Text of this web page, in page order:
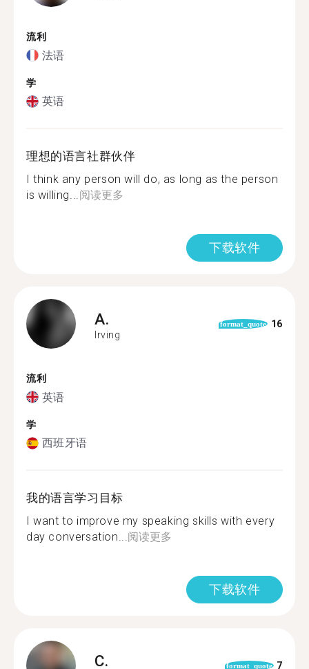
流利
法语
学
英语
理想的语言社群伙伴
I think any person will do, as long as the person
is willing...阅读更多
下载软件
A.
Irving
format_quote 16
流利
英语
学
西班牙语
我的语言学习目标
I want to improve my speaking skills with every
day conversation...阅读更多
下载软件
C. format_quote 7